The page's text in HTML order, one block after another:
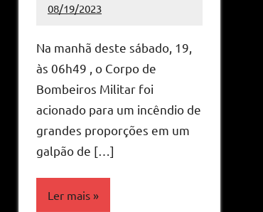
08/19/2023
Redação
Nenhum
Na manhã deste sábado, 19,
às 06h49 , o Corpo de
Bombeiros Militar foi
acionado para um incêndio de
grandes proporções em um
galpão de […]
Ler mais